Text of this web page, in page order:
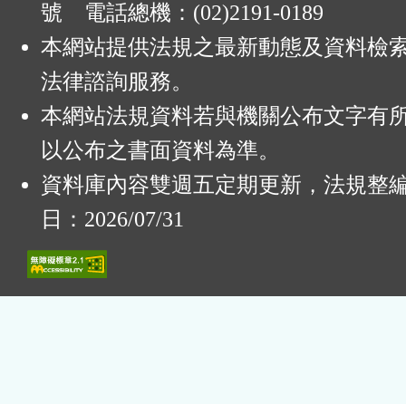
號 電話總機：(02)2191-0189
本網站提供法規之最新動態及資料檢
法律諮詢服務。
本網站法規資料若與機關公布文字有
以公布之書面資料為準。
資料庫內容雙週五定期更新，法規整
日：2026/07/31